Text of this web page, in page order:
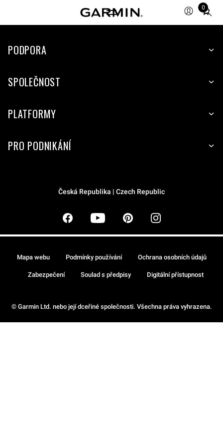
0
Total
items
cart:
PODPORA
SPOLEČNOST
PLATFORMY
PRO PODNIKÁNÍ
Česká Republika | Czech Republic
© Garmin Ltd. nebo její dceřiné společnosti. Všechna práva vyhrazena.
Mapa webu Podmínky používání Ochrana osobních údajů
Zabezpečení Soulad s předpisy Digitální přístupnost